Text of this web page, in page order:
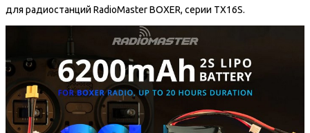
для радиостанций RadioMaster BOXER, серии TX16S.